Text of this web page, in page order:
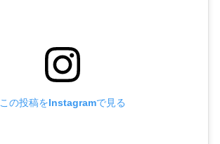
この投稿をInstagramで見る